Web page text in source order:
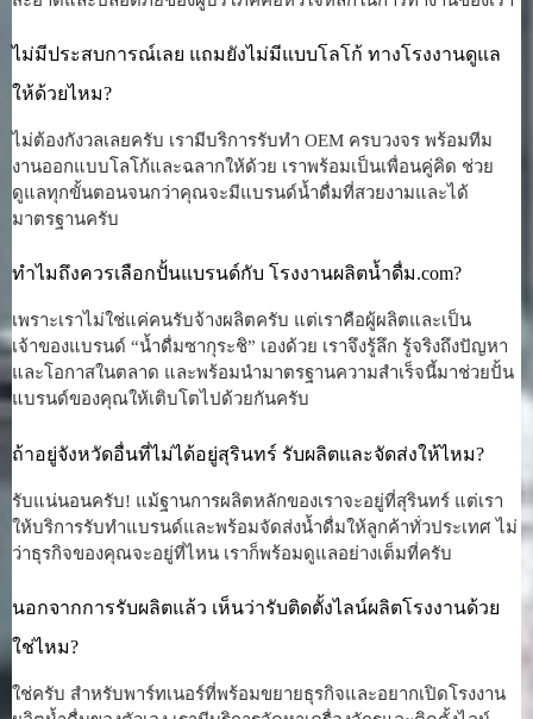
ไม่มีประสบการณ์เลย แถมยังไม่มีแบบโลโก้ ทางโรงงานดูแล
ให้ด้วยไหม?
ไม่ต้องกังวลเลยครับ เรามีบริการรับทำ OEM ครบวงจร พร้อมทีม
งานออกแบบโลโก้และฉลากให้ด้วย เราพร้อมเป็นเพื่อนคู่คิด ช่วย
ดูแลทุกขั้นตอนจนกว่าคุณจะมีแบรนด์น้ำดื่มที่สวยงามและได้
มาตรฐานครับ
ทำไมถึงควรเลือกปั้นแบรนด์กับ โรงงานผลิตน้ำดื่ม.com?
เพราะเราไม่ใช่แค่คนรับจ้างผลิตครับ แต่เราคือผู้ผลิตและเป็น
เจ้าของแบรนด์ “น้ำดื่มซากุระชิ” เองด้วย เราจึงรู้ลึก รู้จริงถึงปัญหา
และโอกาสในตลาด และพร้อมนำมาตรฐานความสำเร็จนี้มาช่วยปั้น
แบรนด์ของคุณให้เติบโตไปด้วยกันครับ
ถ้าอยู่จังหวัดอื่นที่ไม่ได้อยู่สุรินทร์ รับผลิตและจัดส่งให้ไหม?
รับแน่นอนครับ! แม้ฐานการผลิตหลักของเราจะอยู่ที่สุรินทร์ แต่เรา
ให้บริการรับทำแบรนด์และพร้อมจัดส่งน้ำดื่มให้ลูกค้าทั่วประเทศ ไม่
ว่าธุรกิจของคุณจะอยู่ที่ไหน เราก็พร้อมดูแลอย่างเต็มที่ครับ
นอกจากการรับผลิตแล้ว เห็นว่ารับติดตั้งไลน์ผลิตโรงงานด้วย
ใช่ไหม?
ใช่ครับ สำหรับพาร์ทเนอร์ที่พร้อมขยายธุรกิจและอยากเปิดโรงงาน